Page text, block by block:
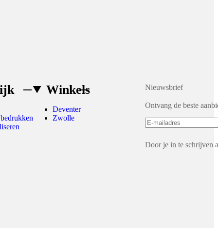
Winkels
Deventer
Zwolle
Nieuwsbrief
Ontvang de beste
Door je in te schrijven